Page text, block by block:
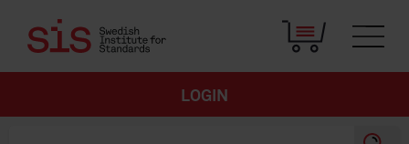
LOGIN